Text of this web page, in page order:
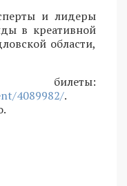
и лидеры
в креативной
области,
билеты:
4089982/.